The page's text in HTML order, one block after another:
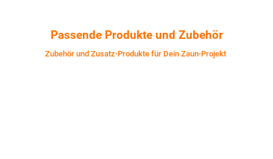
Passende Produkte und Zubehör
Zubehör und Zusatz-Produkte für Dein Zaun-Projekt